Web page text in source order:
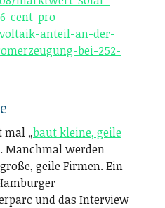
cent-pro-
anteil-an-der-
bei-252-
mal „baut kleine, geile
Manchmal werden
geile Firmen. Ein
und das Interview